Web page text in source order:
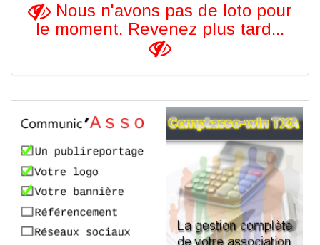
Nous n'avons pas de loto pour
le moment. Revenez plus tard...